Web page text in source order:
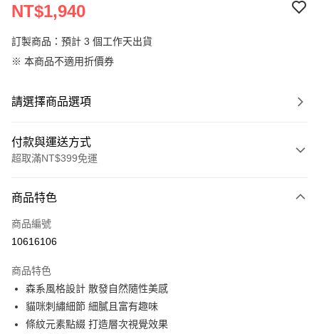
NT$1,940
訂製商品：預計 3 個工作天出貨
※ 本商品不適用折價券
請選擇商品選項
付款與運送方式
超取滿NT$399免運
信用卡一次付款
信用卡分期付款
合作金庫商業銀行
華南商業銀行
上海商業儲蓄銀行
國泰世華商業銀行
LINE Pay
Apple Pay
商品特色
商品編號
10616106
商品特色
森系風格設計 散發自然隨性美感
貓咪刺繡細節 細膩且富有趣味
條紋元素點綴 打造層次視覺效果